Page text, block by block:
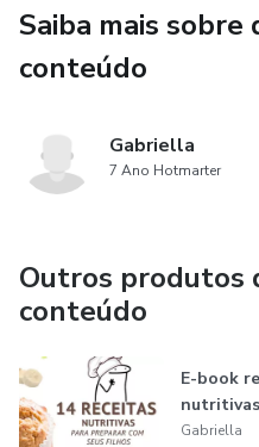
Saiba mais sobre
conteúdo
Gabriella
7 Ano Hotmarter
Outros produtos
conteúdo
E-book
nutritivas
Gabriella